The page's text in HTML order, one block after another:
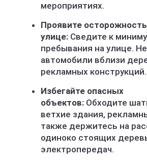
мероприятиях.
Проявите
улице: Сведите к
пребывания на улице.
автомобили вблизи
рекламных конструкций.
Избегайте опасных
объектов: Обходите
ветхие здания,
также держитесь на
одиноко стоящих
электропередач.